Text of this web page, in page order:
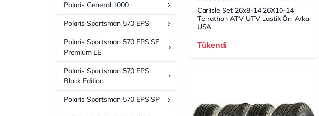
Polaris General 1000
Polaris Sportsman 570 EPS
Polaris Sportsman 570 EPS SE
Premium LE
Polaris Sportsman 570 EPS
Black Edition
Polaris Sportsman 570 EPS SP
Carlisle Set 26x8-14 26X10-14
Terrathon ATV-UTV Lastik Ön-Arka
USA
Tükendi